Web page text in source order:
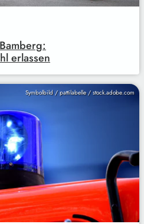
erlassen
Symbolbild / pattilabelle / stock.adobe.com